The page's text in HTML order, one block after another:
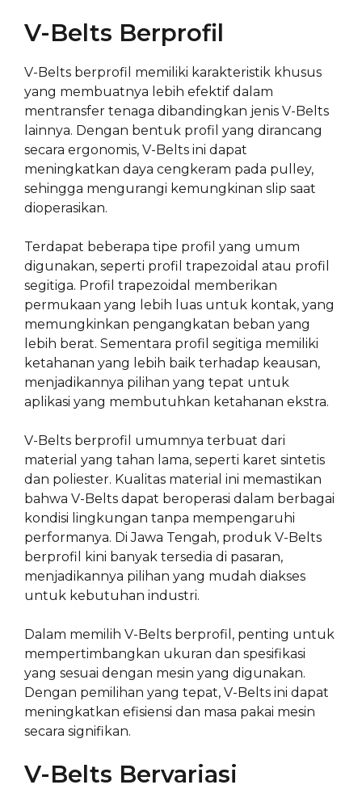
V-Belts Berprofil
V-Belts berprofil memiliki karakteristik khusus
yang membuatnya lebih efektif dalam
mentransfer tenaga dibandingkan jenis V-Belts
lainnya. Dengan bentuk profil yang dirancang
secara ergonomis, V-Belts ini dapat
meningkatkan daya cengkeram pada pulley,
sehingga mengurangi kemungkinan slip saat
dioperasikan.
Terdapat beberapa tipe profil yang umum
digunakan, seperti profil trapezoidal atau profil
segitiga. Profil trapezoidal memberikan
permukaan yang lebih luas untuk kontak, yang
memungkinkan pengangkatan beban yang
lebih berat. Sementara profil segitiga memiliki
ketahanan yang lebih baik terhadap keausan,
menjadikannya pilihan yang tepat untuk
aplikasi yang membutuhkan ketahanan ekstra.
V-Belts berprofil umumnya terbuat dari
material yang tahan lama, seperti karet sintetis
dan poliester. Kualitas material ini memastikan
bahwa V-Belts dapat beroperasi dalam berbagai
kondisi lingkungan tanpa mempengaruhi
performanya. Di Jawa Tengah, produk V-Belts
berprofil kini banyak tersedia di pasaran,
menjadikannya pilihan yang mudah diakses
untuk kebutuhan industri.
Dalam memilih V-Belts berprofil, penting untuk
mempertimbangkan ukuran dan spesifikasi
yang sesuai dengan mesin yang digunakan.
Dengan pemilihan yang tepat, V-Belts ini dapat
meningkatkan efisiensi dan masa pakai mesin
secara signifikan.
V-Belts Bervariasi